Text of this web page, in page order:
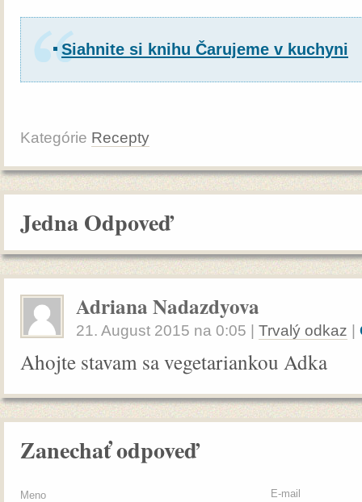
Siahnite si knihu Čarujeme v kuchyni
Kategórie Recepty
Jedna Odpoveď
Adriana Nadazdyova
21. August 2015 na 0:05 Trvalý odkaz
Ahojte stavam sa vegetariankou Adka
Zanechať odpoveď
Meno E-mail